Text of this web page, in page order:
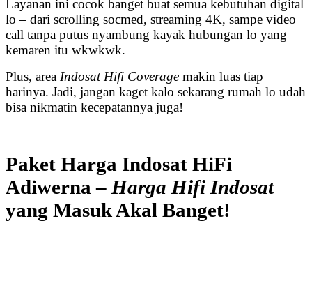
Layanan ini cocok banget buat semua kebutuhan digital
lo – dari scrolling socmed, streaming 4K, sampe video
call tanpa putus nyambung kayak hubungan lo yang
kemaren itu wkwkwk.
Plus, area Indosat Hifi Coverage makin luas tiap
harinya. Jadi, jangan kaget kalo sekarang rumah lo udah
bisa nikmatin kecepatannya juga!
Paket Harga Indosat HiFi
Adiwerna – Harga Hifi Indosat
yang Masuk Akal Banget!